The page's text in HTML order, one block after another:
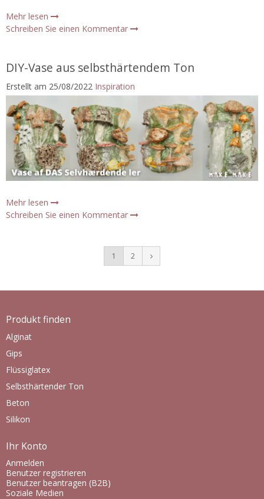
Mehr lesen
Schreiben Sie einen Kommentar
DIY-Vase aus selbsthärtendem Ton
Erstellt am 25/08/2022 Inspiration
Mehr lesen
Schreiben Sie einen Kommentar
1 2
Produkt finden
Alginat
Gips
Flüssiglatex
Selbsthärtender Ton
Beton
Silikon
Ihr Konto
Anmelden
Benutzer registrieren
Benutzer beantragen (B2B)
Soziale Medien